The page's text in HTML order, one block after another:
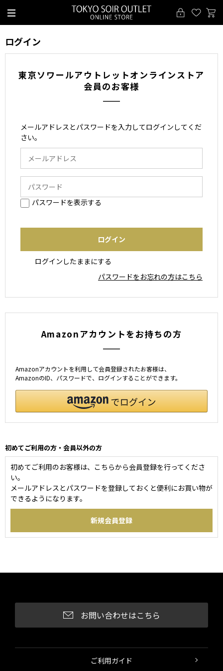
ログイン
東京ソワールアウトレットオンラインストア
会員のお客様
メールアドレスとパスワードを入力してログインしてくだ
さい。
パスワードを表示する
ログインしたままにする
パスワードをお忘れの方はこちら
Amazonアカウントをお持ちの方
Amazonアカウントを利用して会員登録されたお客様は、
AmazonのID、パスワードで、ログインすることができます。
初めてご利用の方・会員以外の方
初めてご利用のお客様は、こちらから会員登録を行ってくださ
い。
メールアドレスとパスワードを登録しておくと便利にお買い物が
できるようになります。
お問い合わせはこちら
ご利用ガイド